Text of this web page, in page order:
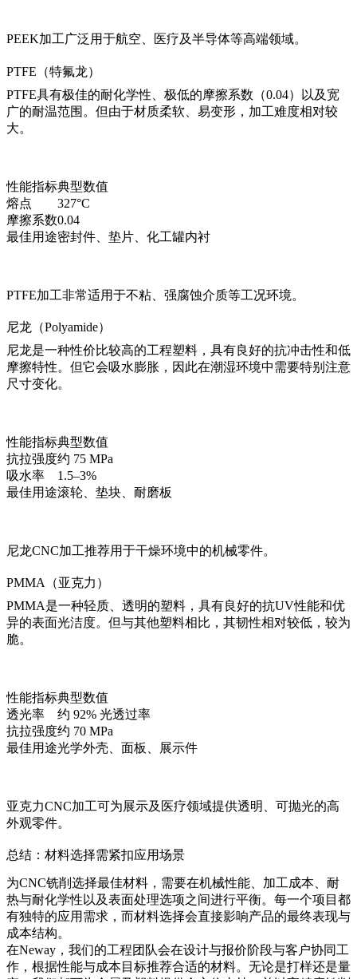
PEEK加工广泛用于航空、医疗及半导体等高端领域。
PTFE（特氟龙）
PTFE具有极佳的耐化学性、极低的摩擦系数（0.04）以及宽
广的耐温范围。但由于材质柔软、易变形，加工难度相对较
大。
性能指标典型数值
熔点
327°C
摩擦系数0.04
最佳用途密封件、垫片、化工罐内衬
PTFE加工非常适用于不粘、强腐蚀介质等工况环境。
尼龙（Polyamide）
尼龙是一种性价比较高的工程塑料，具有良好的抗冲击性和低
摩擦特性。但它会吸水膨胀，因此在潮湿环境中需要特别注意
尺寸变化。
性能指标典型数值
抗拉强度约 75 MPa
吸水率
1.5–3%
最佳用途滚轮、垫块、耐磨板
尼龙CNC加工推荐用于干燥环境中的机械零件。
PMMA（亚克力）
PMMA是一种轻质、透明的塑料，具有良好的抗UV性能和优
异的表面光洁度。但与其他塑料相比，其韧性相对较低，较为
脆。
性能指标典型数值
透光率
约 92% 光透过率
抗拉强度约 70 MPa
最佳用途光学外壳、面板、展示件
亚克力CNC加工可为展示及医疗领域提供透明、可抛光的高
外观零件。
总结：材料选择需紧扣应用场景
为CNC铣削选择最佳材料，需要在机械性能、加工成本、耐
热与耐化学性以及表面处理选项之间进行平衡。每一个项目都
有独特的应用需求，而材料选择会直接影响产品的最终表现与
成本结构。
在Neway ，我们的工程团队会在设计与报价阶段与客户协同工
作，根据性能与成本目标推荐合适的材料。无论是打样还是量